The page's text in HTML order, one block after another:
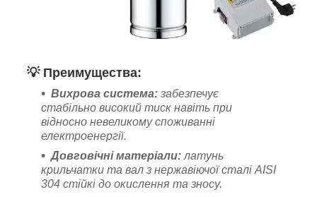
💡 Преимущества:
Вихрова система: забезпечує
стабільно високий тиск навіть при
відносно невеликому споживанні
електроенергії.
Довговічні матеріали: латунь
крильчатки та вал з нержавіючої сталі AISI
304 стійкі до окислення та зносу.